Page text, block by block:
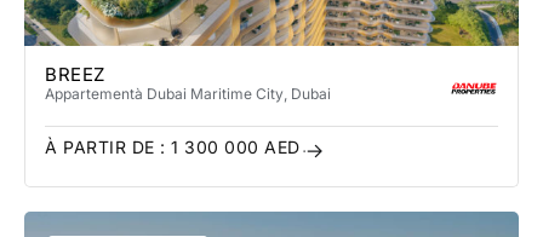
BREEZ
Appartementà Dubai Maritime City , Dubai
À PARTIR DE : 1 300 000 AED